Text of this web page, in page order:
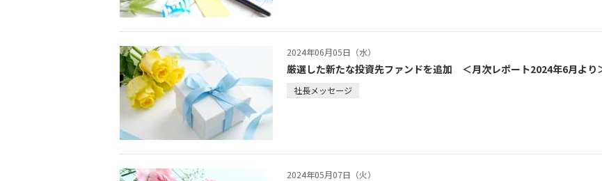
2024年06月05日（水）
厳選した新たな投資先ファンドを追加 ＜月次レポート2024年6月より
社長メッセージ
2024年05月07日（火）